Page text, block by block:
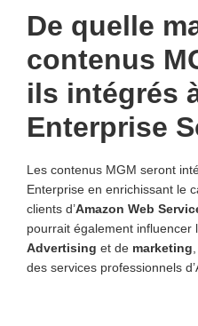
De quelle
contenus
ils intégrés
Enterprise
Les contenus MGM seront
Enterprise en enrichissant le
clients d’Amazon Web
pourrait également influencer
Advertising et de marketing
des services professionnels